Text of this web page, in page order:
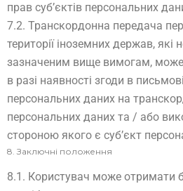
прав суб’єктів персональних
7.2. Транскордонна передача
території іноземних держав, які
зазначеним вище вимогам, може
в разі наявності згоди в
персональних даних на
персональних даних та / або
стороною якого є суб’єкт
8. Заключні положення
8.1. Користувач може отримати